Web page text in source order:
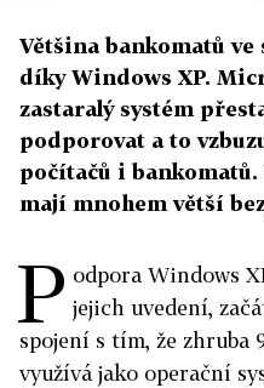
Většina bankomatů ve
díky Windows XP.
zastaralý systém
podporovat a to
počítačů i bankomatů.
mají mnohem větší
P odpora Windows
jejich uvedení,
spojení s tím, že zhruba
využívá jako operační